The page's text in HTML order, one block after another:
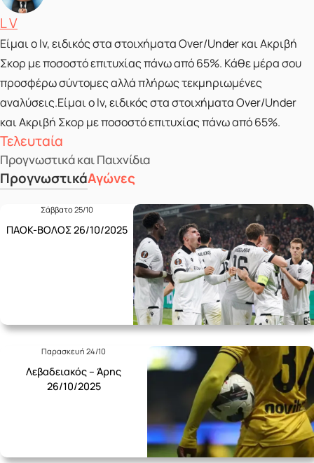
Τελευταία
Προγνωστικά και Παιχνίδια
ΠρογνωστικάΑγώνες
Σάββατο 25/10
ΠΑΟΚ-ΒΟΛΟΣ 26/10/2025
Παρασκευή 24/10
Λεβαδειακός – Άρης
26/10/2025
Posted by
L V
Είμαι ο lv, ειδικός στα στοιχήματα Over/Under και Ακριβή
Σκορ με ποσοστό επιτυχίας πάνω από 65%. Κάθε μέρα σου
προσφέρω σύντομες αλλά πλήρως τεκμηριωμένες
αναλύσεις.Είμαι ο lv, ειδικός στα στοιχήματα Over/Under
και Ακριβή Σκορ με ποσοστό επιτυχίας πάνω από 65%.